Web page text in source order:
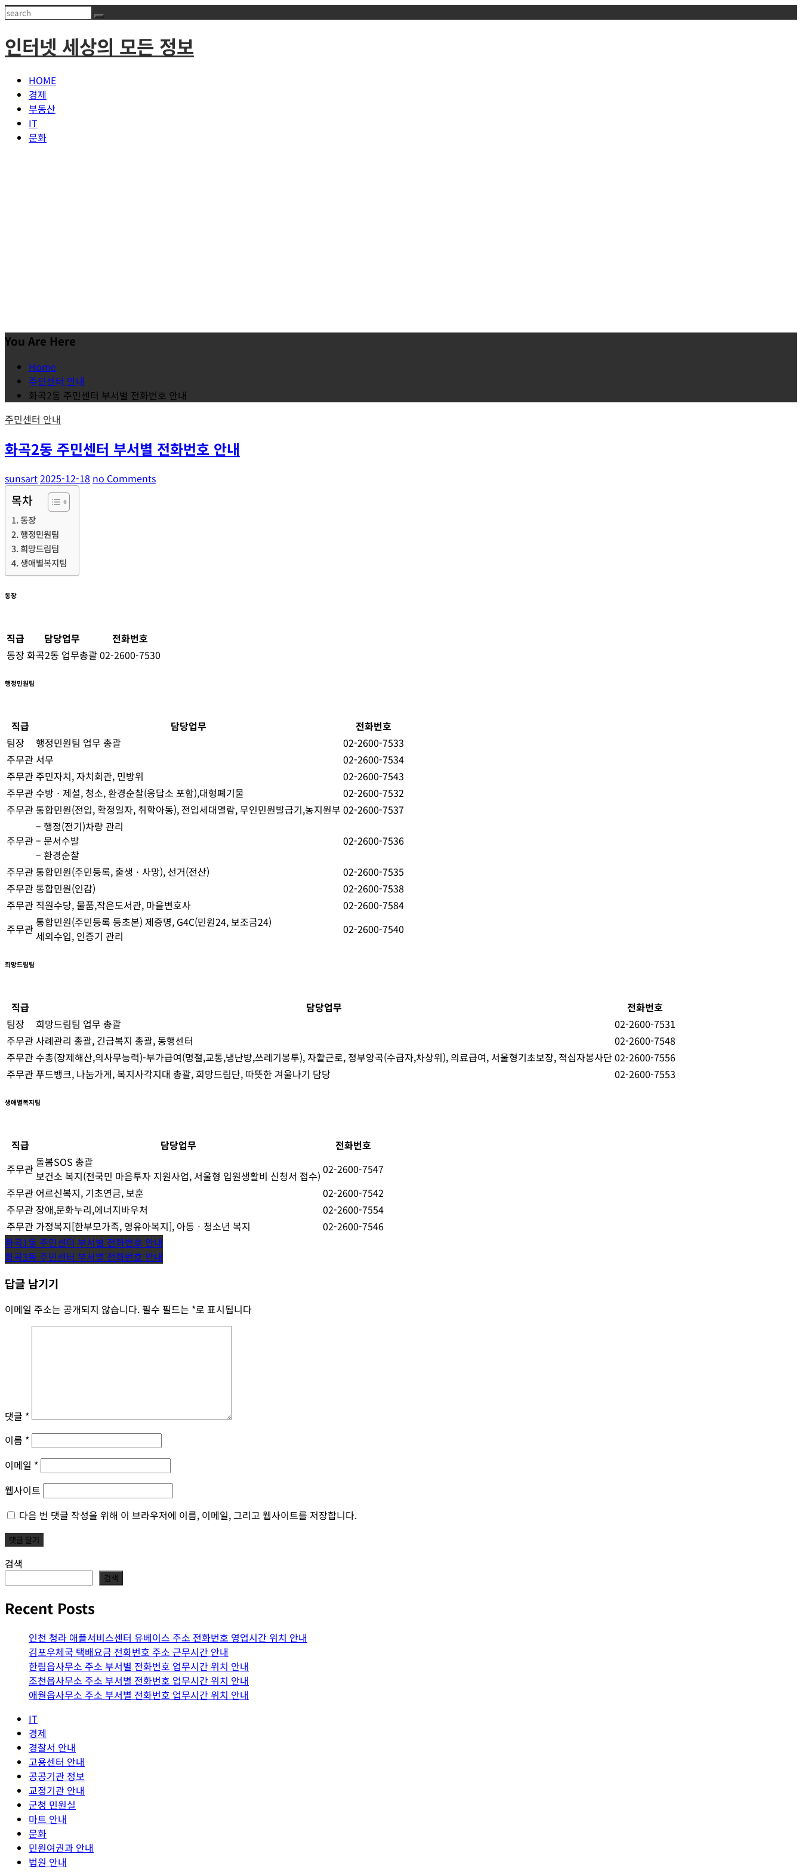
Skip
content
Search
인터넷 세상의 모든 정보
HOME
경제
부동산
IT
문화
You Are Here
Home
주민센터 안내
화곡2동 주민센터 부서별 전화번호 안내
주민센터 안내
화곡2동 주민센터 부서별 전화번호 안내
sunsart2025-12-18 no Comments
목차
동장
행정민원팀
희망드림팀
생애별복지팀
동장
직급 담당업무
전화번호
동장 화곡2동 업무총괄02-2600-7530
행정민원팀
직급 담당업무
전화번호
팀장
행정민원팀 업무 총괄
02-2600-7533
주무관 서무
02-2600-7534
주무관 주민자치, 자치회관, 민방위
02-2600-7543
주무관 수방ㆍ제설, 청소, 환경순찰(응답소 포함),대형폐기물
02-2600-7532
주무관 통합민원(전입, 확정일자, 취학아동), 전입세대열람, 무인민원발급기,농지원부 02-2600-7537
주무관
– 행정(전기)차량 관리
– 문서수발
– 환경순찰
02-2600-7536
주무관 통합민원(주민등록, 출생ㆍ사망), 선거(전산)
02-2600-7535
주무관 통합민원(인감)
02-2600-7538
주무관 직원수당, 물품,작은도서관, 마을변호사
02-2600-7584
주무관 통합민원(주민등록 등초본) 제증명, G4C(민원24, 보조금24)
세외수입, 인증기 관리
02-2600-7540
희망드림팀
직급 담당업무
전화번호
팀장
희망드림팀 업무 총괄
02-2600-7531
주무관 사례관리 총괄, 긴급복지 총괄, 동행센터
02-2600-7548
주무관 수총(장제해산,의사무능력)-부가급여(명절,교통,냉난방,쓰레기봉투), 자활근로, 정부양곡(수급자,차상위), 의료급여, 서울형기초보장, 적십자봉사단02-2600-7556
주무관 푸드뱅크, 나눔가게, 복지사각지대 총괄, 희망드림단, 따뜻한 겨울나기 담당 02-2600-7553
생애별복지팀
직급 담당업무
전화번호
주무관 돌봄SOS 총괄
보건소 복지(전국민 마음투자 지원사업, 서울형 입원생활비 신청서 접수) 02-2600-7547
주무관 어르신복지, 기초연금, 보훈
02-2600-7542
주무관 장애,문화누리,에너지바우처
02-2600-7554
주무관 가정복지[한부모가족, 영유아복지], 아동ㆍ청소년 복지 02-2600-7546
글
탐
색
화곡1동 주민센터 부서별 전화번호 안내
화곡3동 주민센터 부서별 전화번호 안내
답글 남기기
이메일 주소는 공개되지 않습니다. 필수 필드는 *로 표시됩니다
댓글 *
이름 *
이메일 *
웹사이트
다음 번 댓글 작성을 위해 이 브라우저에 이름, 이메일, 그리고 웹사이트를 저장합니다.
검색
검색
Recent Posts
인천 청라 애플서비스센터 유베이스 주소 전화번호 영업시간 위치 안내
김포우체국 택배요금 전화번호 주소 근무시간 안내
한림읍사무소 주소 부서별 전화번호 업무시간 위치 안내
조천읍사무소 주소 부서별 전화번호 업무시간 위치 안내
애월읍사무소 주소 부서별 전화번호 업무시간 위치 안내
IT
경제
경찰서 안내
고용센터 안내
공공기관 정보
교정기관 안내
군청 민원실
마트 안내
문화
민원여권과 안내
법원 안내